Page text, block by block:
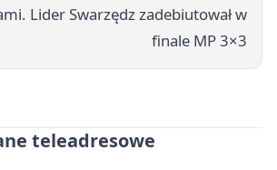
Lider Swarzędz zadebiutował w
finale MP 3×3
teleadresowe